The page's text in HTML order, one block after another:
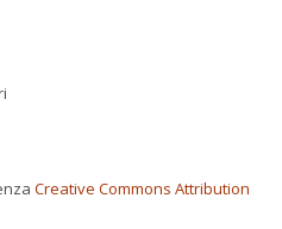
Creative Commons Attribution